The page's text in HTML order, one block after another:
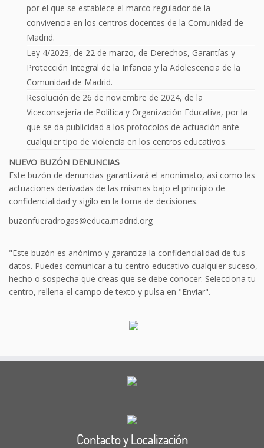
por el que se establece el marco regulador de la
convivencia en los centros docentes de la Comunidad de
Madrid.
Ley 4/2023, de 22 de marzo, de Derechos, Garantías y
Protección Integral de la Infancia y la Adolescencia de la
Comunidad de Madrid.
Resolución de 26 de noviembre de 2024, de la
Viceconsejería de Política y Organización Educativa, por la
que se da publicidad a los protocolos de actuación ante
cualquier tipo de violencia en los centros educativos.
NUEVO BUZÓN DENUNCIAS
Este buzón de denuncias garantizará el anonimato, así como las
actuaciones derivadas de las mismas bajo el principio de
confidencialidad y sigilo en la toma de decisiones.
buzonfueradrogas@educa.madrid.org
"Este buzón es anónimo y garantiza la confidencialidad de tus
datos. Puedes comunicar a tu centro educativo cualquier suceso,
hecho o sospecha que creas que se debe conocer. Selecciona tu
centro, rellena el campo de texto y pulsa en "Enviar".
Contacto y Localización